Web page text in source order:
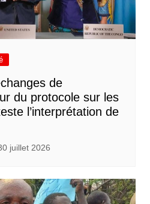
de
du protocole sur les
l’interprétation de
juillet 2026